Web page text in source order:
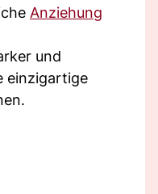
Anziehung
und
einzigartige